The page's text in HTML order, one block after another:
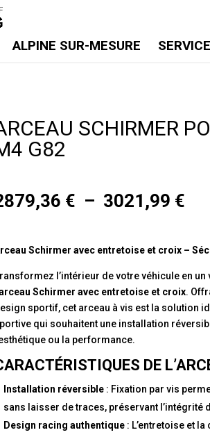
ALPINE SUR-MESURE
SCHIRMER
G82
€ – 3021,99 €
Schirmer avec entretoise et croix –
l’intérieur de votre véhicule en
Schirmer avec entretoise et croix.
sportif, cet arceau à vis est la solution
qui souhaitent une installation
ou la performance.
DE
Installation réversible : Fixation par vis
sans laisser de traces, préservant l’intégrité
Design racing authentique : L’entretoise et